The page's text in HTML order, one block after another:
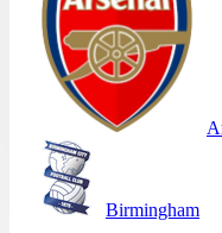
Birmingham